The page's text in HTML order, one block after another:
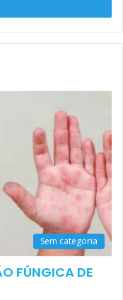
Sem categoria
FÚNGICA DE